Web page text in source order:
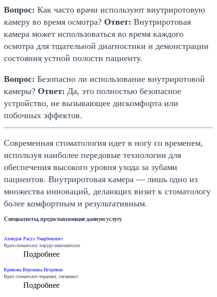
Вопрос: Как часто врачи используют внутриротовую
камеру во время осмотра? Ответ: Внутриротовая
камера может использоваться во время каждого
осмотра для тщательной диагностики и демонстрации
состояния устной полости пациенту.
Вопрос: Безопасно ли использование внутриротовой
камеры? Ответ: Да, это полностью безопасное
устройство, не вызывающее дискомфорта или
побочных эффектов.
Современная стоматология идет в ногу со временем,
используя наиболее передовые технологии для
обеспечения высокого уровня ухода за зубами
пациентов. Внутриротовая камера — лишь одно из
множества инноваций, делающих визит к стоматологу
более комфортным и результативным.
Специалисты, предоставляющие данную услугу
Ахмедов Расул Умарбекович
Врач-стоматолог хирург-имплантолог
Подробнее
Кривова Вероника Игоревна
Врач стоматолог-терапевт, гигиенист
Подробнее